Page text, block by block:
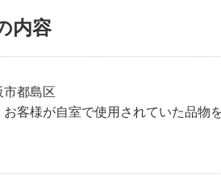
内容
市都島区
客様が自室で使用されていた品